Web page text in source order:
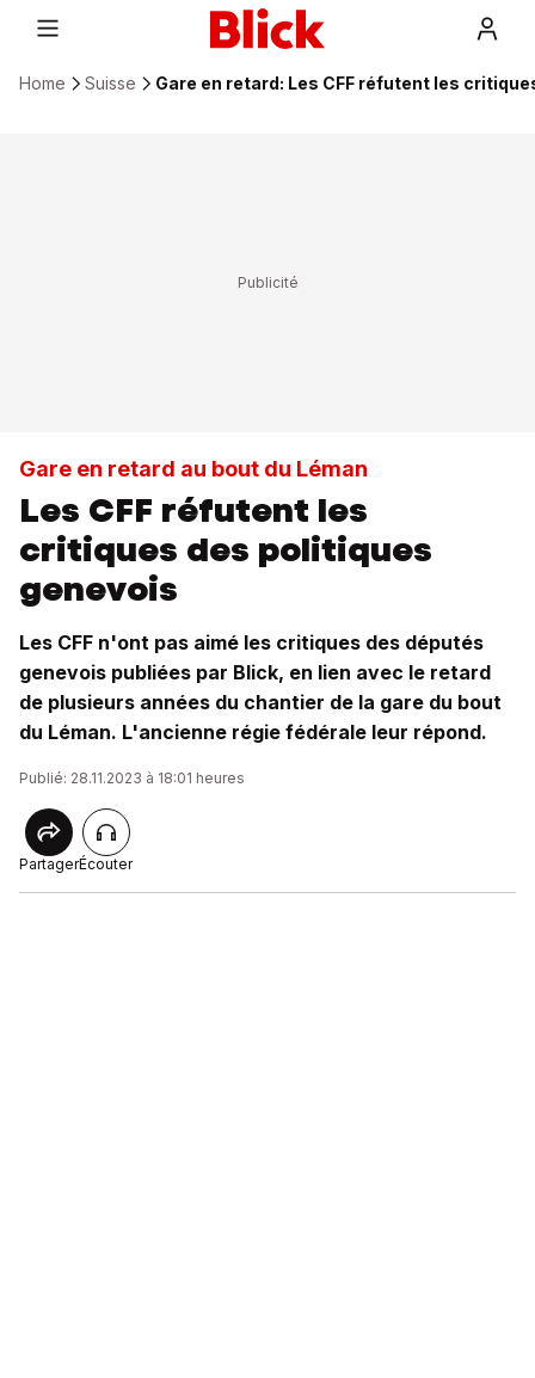
Home Suisse Gare en retard: Les CFF réfutent les
Gare en retard au bout du Léman
Les CFF réfutent les
critiques des politiques
genevois
Les CFF n'ont pas aimé les critiques des députés
genevois publiées par Blick, en lien avec le retard
de plusieurs années du chantier de la gare du bout
du Léman. L'ancienne régie fédérale leur répond.
Publié: 28.11.2023 à 18:01 heures
PartagerÉcouter